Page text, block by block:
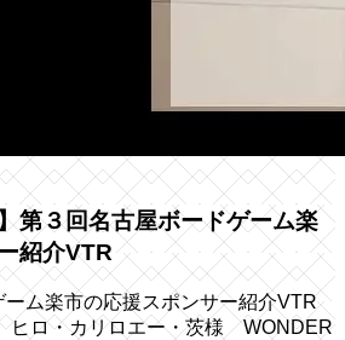
第３回名古屋ボードゲーム楽
紹介VTR
ム楽市の応援スポンサー紹介VTR
ヒロ・カリロエー・茨様 WONDER